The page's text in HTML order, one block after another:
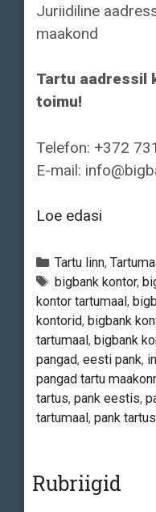
Juriidiline
maakond
Tartu aadressil
toimu!
Telefon: +372
E-mail:
Loe edasi
–
Tartu
kontor
Categories
Tartu linn,
Tags
bigbank kontor,
kontor tartumaal ,
kontorid, bigbank
tartumaal , bigbank
pangad, eesti pank,
pangad tartu
tartus, pank eestis,
tartumaal , pank tartus
Rubriigid